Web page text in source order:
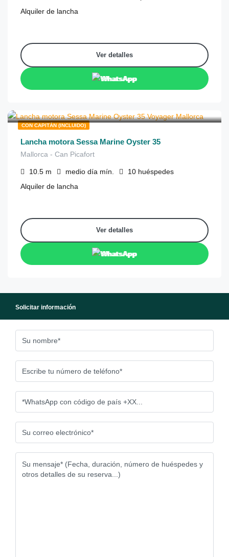
Alquiler de lancha
Ver detalles
WhatsApp
CON CAPITÁN (INCLUIDO)
Lancha motora Sessa Marine Oyster 35
Mallorca - Can Picafort
10.5 m medio día mín. 10 huéspedes
Alquiler de lancha
Ver detalles
WhatsApp
Solicitar información